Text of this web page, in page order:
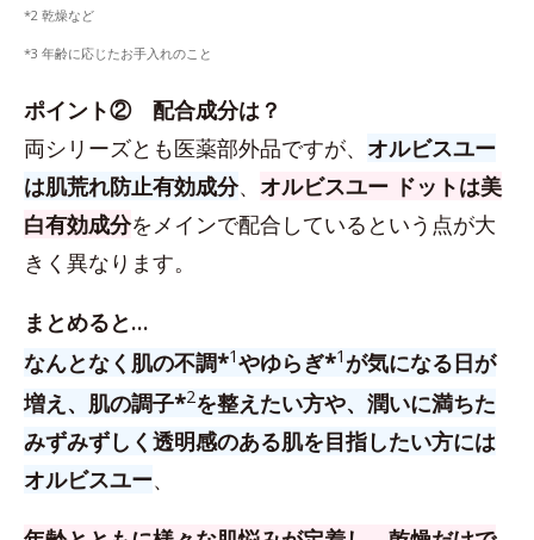
*2 乾燥など
*3 年齢に応じたお手入れのこと
ポイント② 配合成分は？
両シリーズとも医薬部外品ですが、 オルビスユー
は肌荒れ防止有効成分、 オルビスユー ドットは美
白有効成分をメインで配合しているという点が大
きく異なります。
まとめると…
なんとなく肌の不調*1やゆらぎ*1 が気になる日が
増え、肌の調子*2を整えたい方や、潤いに満ちた
みずみずしく透明感のある肌を目指したい方には
オルビスユー、